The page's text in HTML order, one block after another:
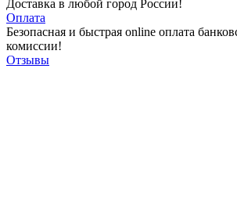
Доставка в любой город России!
Оплата
Безопасная и быстрая online оплата
комиссии!
Отзывы